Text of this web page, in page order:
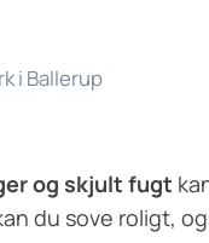
i Ballerup
og skjult fugt
du sove roligt,